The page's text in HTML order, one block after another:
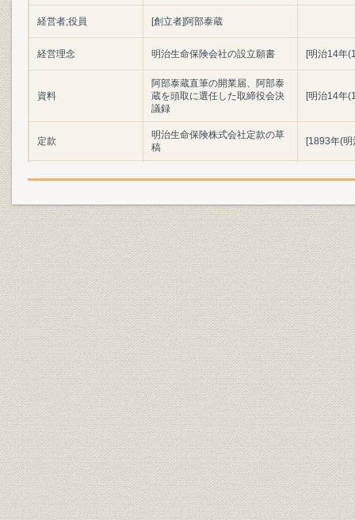
経営者;役員 [創立者]阿部泰蔵
経営理念 明治生命保険会社の設立願書 [明治14年
資料
阿部泰蔵直筆の開業届、阿部泰
蔵を頭取に選任した取締役会決
議録
[明治14年
定款
明治生命保険株式会社定款の草
稿
[1893年(
社章 株式会社へ改組した当時の社章 [1893年(
組織 本店組織 1917年(大
広告宣伝
第2次世界大戦時のポスター、
生命保険会社協会作成の国民貯
蓄運動のパンフレット
[1942年(
役員
牧野[亀治郎]第8代社長と稲田
[勤]第9代社長、高木[金次]第10
代社長
[1946年(
資料;経営
明治生命保険相互会社の事業免
許通知書と登記簿抄本
[1947年(
社章 相互会社の社章 [1947年(
事業所;催し 明治生命館の返還式 [1956年(
売上;催し
[保有契約・総資産]1兆1千億達
成祝賀式典
[1962年(
役員
関[好美]第11代社長と山中[宏]第
12代社長
[1974年(昭